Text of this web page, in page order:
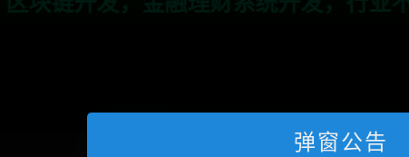
弹窗公告